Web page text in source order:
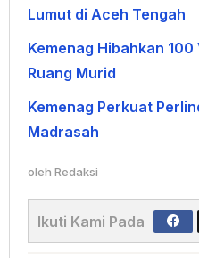
Lumut di Aceh Tengah
Kemenag Hibahkan
Ruang Murid
Kemenag Perkuat
Madrasah
oleh Redaksi
Ikuti Kami Pada